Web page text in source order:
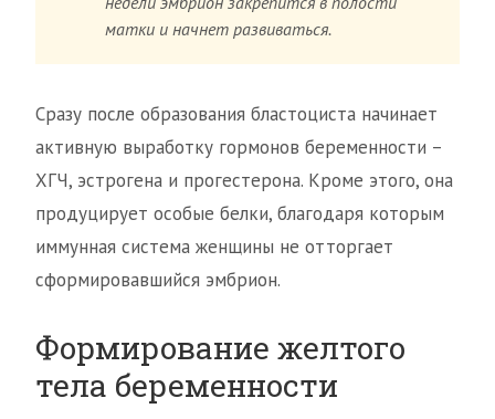
матки и начнет развиваться.
Сразу после образования бластоциста начинает
активную выработку гормонов беременности –
ХГЧ, эстрогена и прогестерона. Кроме этого, она
продуцирует особые белки, благодаря которым
иммунная система женщины не отторгает
сформировавшийся эмбрион.
Формирование желтого
тела беременности